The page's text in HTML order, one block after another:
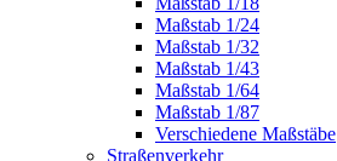
Maßstab 1/24
Maßstab 1/32
Maßstab 1/43
Maßstab 1/64
Maßstab 1/87
Verschiedene Maßstäbe
Straßenverkehr